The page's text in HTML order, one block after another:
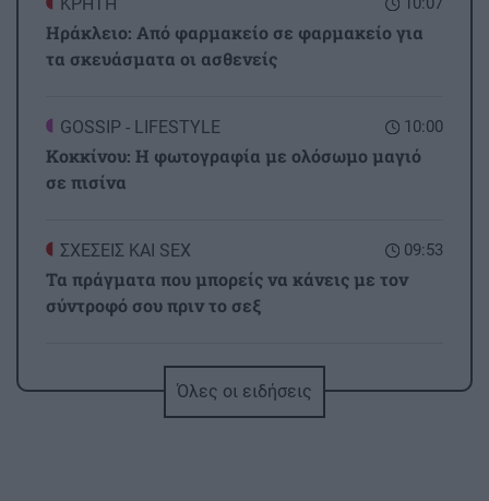
ΚΡΗΤΗ
Ηράκλειο: Από φαρμακείο σε φαρμακείο για
τα σκευάσματα οι ασθενείς
10:00
GOSSIP - LIFESTYLE
Κοκκίνου: Η φωτογραφία με ολόσωμο μαγιό
σε πισίνα
09:53
ΣΧΕΣΕΙΣ ΚΑΙ SEX
Τα πράγματα που μπορείς να κάνεις με τον
σύντροφό σου πριν το σεξ
Ανασφάλιστα ΙΧ: Από «κόσκινο» με Τεχνητή
Όλες οι ειδήσεις